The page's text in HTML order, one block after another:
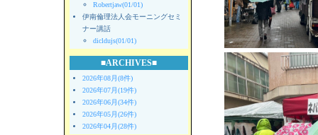
Robertjaw(01/01)
伊南倫理法人会モーニングセミ
ナー講話
dicldujs(01/01)
■ARCHIVES■
2026年08月(8件)
2026年07月(19件)
2026年06月(34件)
2026年05月(26件)
2026年04月(28件)